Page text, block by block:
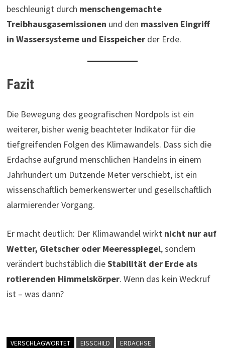
beschleunigt durch menschengemachte
Treibhausgasemissionen und den massiven Eingriff
in Wassersysteme und Eisspeicher der Erde.
Fazit
Die Bewegung des geografischen Nordpols ist ein
weiterer, bisher wenig beachteter Indikator für die
tiefgreifenden Folgen des Klimawandels. Dass sich die
Erdachse aufgrund menschlichen Handelns in einem
Jahrhundert um Dutzende Meter verschiebt, ist ein
wissenschaftlich bemerkenswerter und gesellschaftlich
alarmierender Vorgang.
Er macht deutlich: Der Klimawandel wirkt nicht nur auf
Wetter, Gletscher oder Meeresspiegel, sondern
verändert buchstäblich dieStabilität der Erde als
rotierenden Himmelskörper. Wenn das kein Weckruf
ist – was dann?
VERSCHLAGWORTET EISSCHILD
ERDACHSE